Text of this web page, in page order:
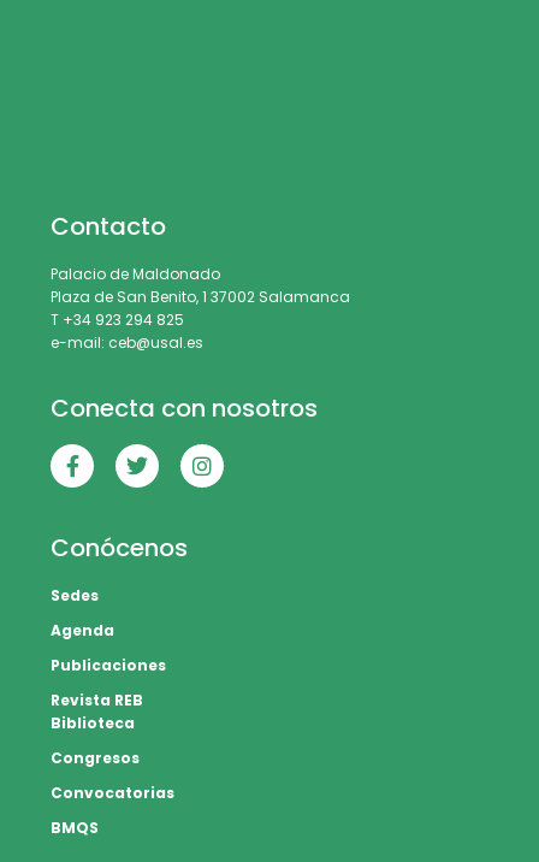
Contacto
Palacio de Maldonado
Plaza de San Benito, 1 37002 Salamanca
T +34 923 294 825
e-mail: ceb@usal.es
Conecta con nosotros
Conócenos
Sedes
Agenda
Publicaciones
Revista REB
Biblioteca
Congresos
Convocatorias
BMQS